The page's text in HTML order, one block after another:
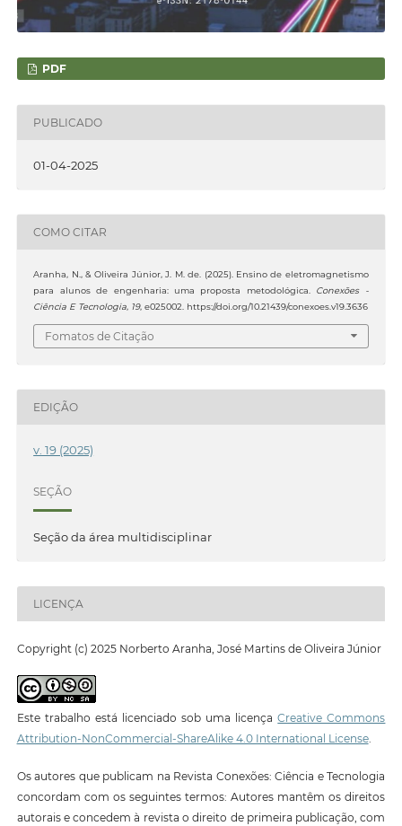
PDF
PUBLICADO
01-04-2025
COMO CITAR
Aranha, N., & Oliveira Júnior, J. M. de. (2025). Ensino de eletromagnetismo
para alunos de engenharia: uma proposta metodológica. Conexões -
Ciência E Tecnologia, 19, e025002. https://doi.org/10.21439/conexoes.v19.3636
Fomatos de Citação
EDIÇÃO
v. 19 (2025)
SEÇÃO
Seção da área multidisciplinar
LICENÇA
Copyright (c) 2025 Norberto Aranha, José Martins de Oliveira Júnior
Este trabalho está licenciado sob uma licençaCreative Commons
Attribution-NonCommercial-ShareAlike 4.0 International License.
Os autores que publicam na Revista Conexões: Ciência e Tecnologia
concordam com os seguintes termos: Autores mantêm os direitos
autorais e concedem à revista o direito de primeira publicação, com